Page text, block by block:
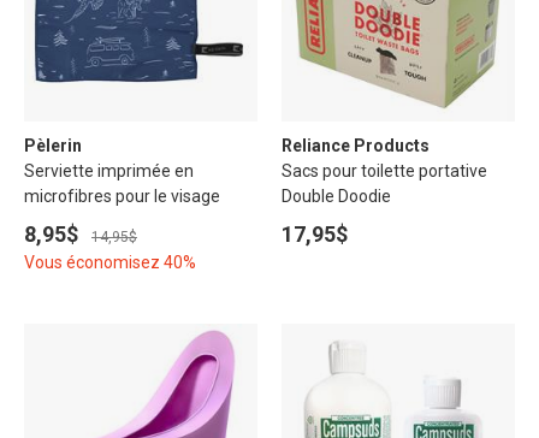
Pèlerin
Serviette imprimée en
microfibres pour le visage
8,95$ 14,95$
Vous économisez 40%
Reliance Products
Sacs pour toilette portative
Double Doodie
17,95$